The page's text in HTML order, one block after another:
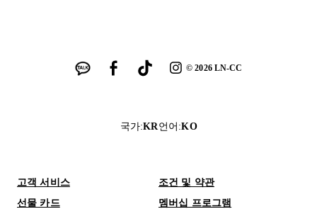
©2026LN-CC
국가:KR 언어 :KO
고객 서비스
조건 및 약관
선물 카드
멤버십 프로그램